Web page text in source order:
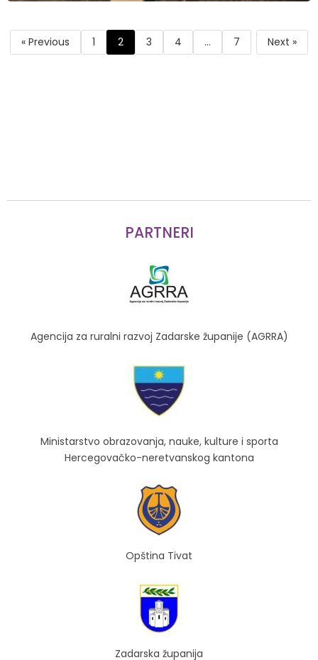
Završna konferencija
« Previous 1 2 3 4 … 7 Next »
PARTNERI
Agencija za ruralni razvoj Zadarske županije (AGRRA)
Ministarstvo obrazovanja, nauke, kulture i sporta
Hercegovačko-neretvanskog kantona
Opština Tivat
Zadarska županija